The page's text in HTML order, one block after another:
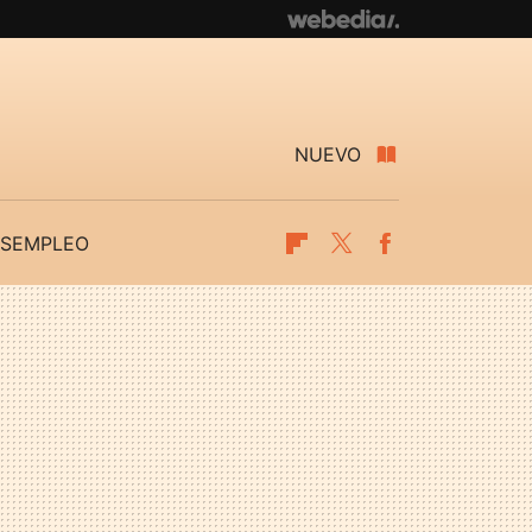
NUEVO
Flipboard
Twitter